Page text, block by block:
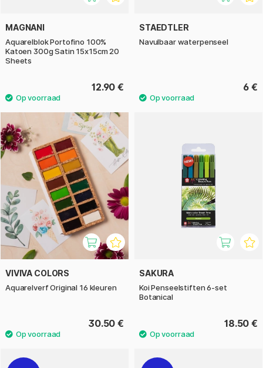
MAGNANI
Aquarelblok Portofino 100%
Katoen 300g Satin 15x15cm 20
Sheets
12.90 €
STAEDTLER
Navulbaar waterpenseel
6 €
VIVIVA COLORS
Aquarelverf Original 16 kleuren
30.50 €
SAKURA
Koi Penseelstiften 6-set
Botanical
18.50 €